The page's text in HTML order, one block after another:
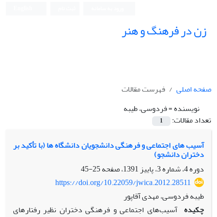
زن در فرهنگ و هنر
صفحه اصلی
فهرست مقالات
نویسنده =فردوسی، طیبه
تعداد مقالات:
1
آسیب های اجتماعی و فرهنگی دانشجویان دانشگاه ها (با تأکید بر
دختران دانشجو)
دوره 4، شماره 3، پاییز 1391، صفحه
25-45
https://doi.org/10.22059/jwica.2012.28511
طیبه فردوسی، مهدی آقاپور
چکیده آسیب‌های اجتماعی و فرهنگی دختران نظیر رفتارهای